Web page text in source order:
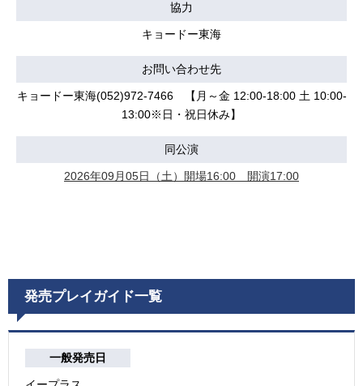
協力
キョードー東海
お問い合わせ先
キョードー東海(052)972-7466 【月～金 12:00-18:00 土 10:00-
13:00※日・祝日休み】
同公演
2026年09月05日（土）開場16:00 開演17:00
発売プレイガイド一覧
一般発売日